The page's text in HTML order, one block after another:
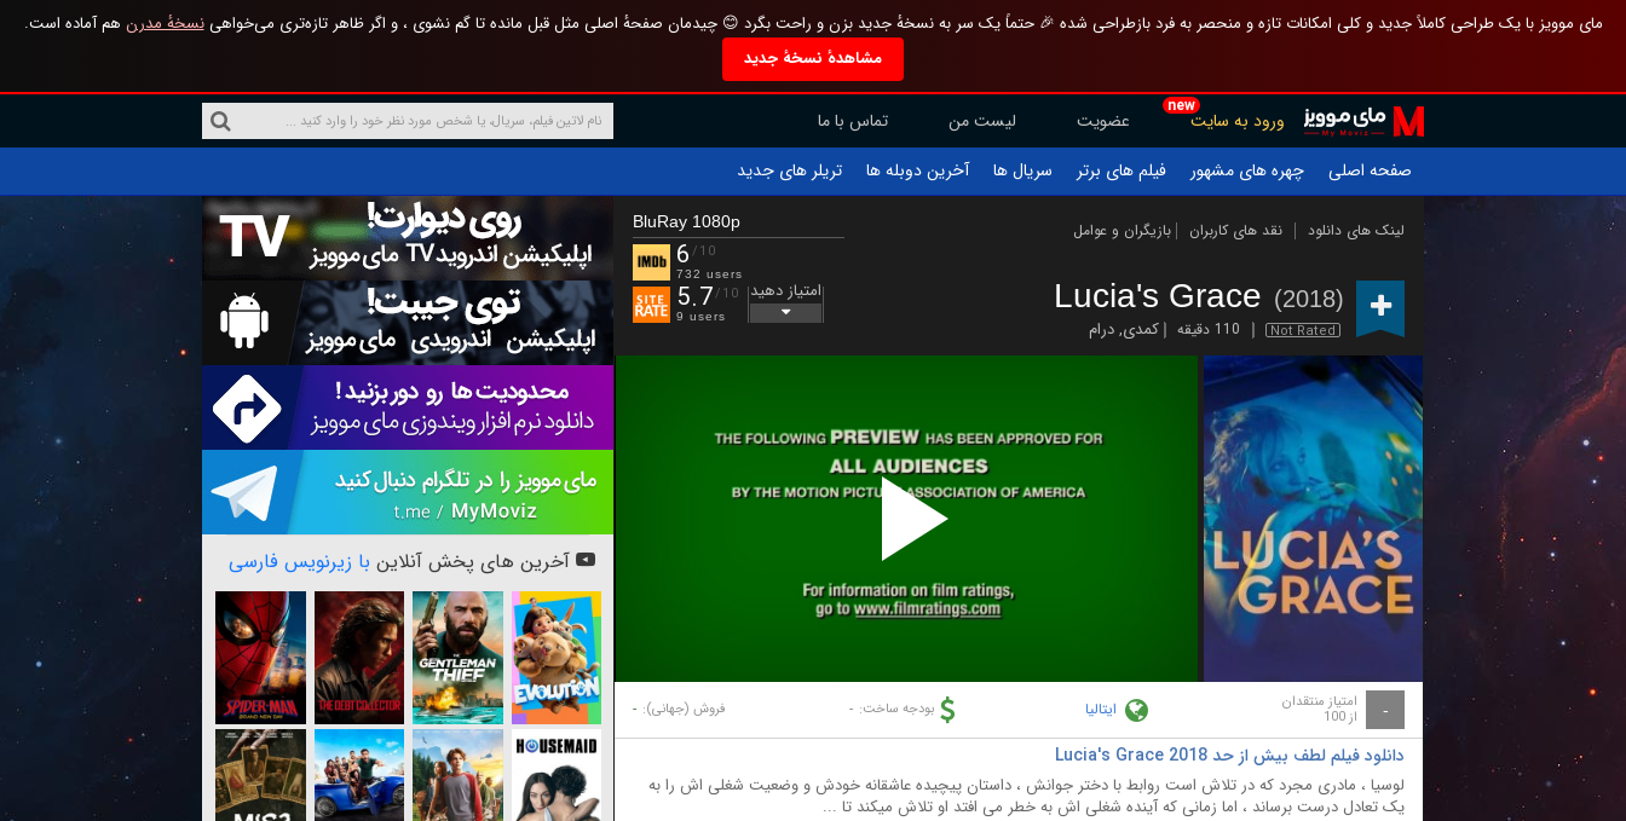
مای موویز با یک طراحی کاملاً جدید و کلی امکانات تازه و منحصر به فرد بازطراحی شده 🎉 حتماً یک سر به نسخهٔ جدید بزن و راحت بگرد 😊 چیدمان صفحهٔ اصلی مثل قبل مانده تا گم نشوی ، و اگر ظاهر تازه‌تری می‌خواهینسخهٔ مدرن هم آماده است.
مشاهدهٔ نسخهٔ جدید
new
ورود به سایت عضویت لیست من
تماس با ما
صفحه اصلی
چهره های مشهور فیلم های برتر سریال ها آخرین دوبله ها تریلر های جدید
لینک های دانلود نقد های کاربران بازیگران و عوامل
Lucia's Grace (2018)
Not Rated 110 دقیقه کمدی,درام
BluRay 1080p
6 /10
732 users
5.7/10
9 users
امتیاز دهید
Play
Video
- امتیاز منتقدان
از 100 ایتالیا بودجه ساخت: - فروش (جهانی): -
دانلود فیلم لطف بیش از حد Lucia's Grace 2018
لوسیا ، مادری مجرد که در تلاش است روابط با دختر جوانش ، داستان پیچیده عاشقانه خودش و وضعیت شغلی اش را به
یک تعادل درست برساند ، اما زمانی که آینده شغلی اش به خطر می افتد او تلاش میکند تا ...
آخرین های پخش آنلاین با زیرنویس فارسی